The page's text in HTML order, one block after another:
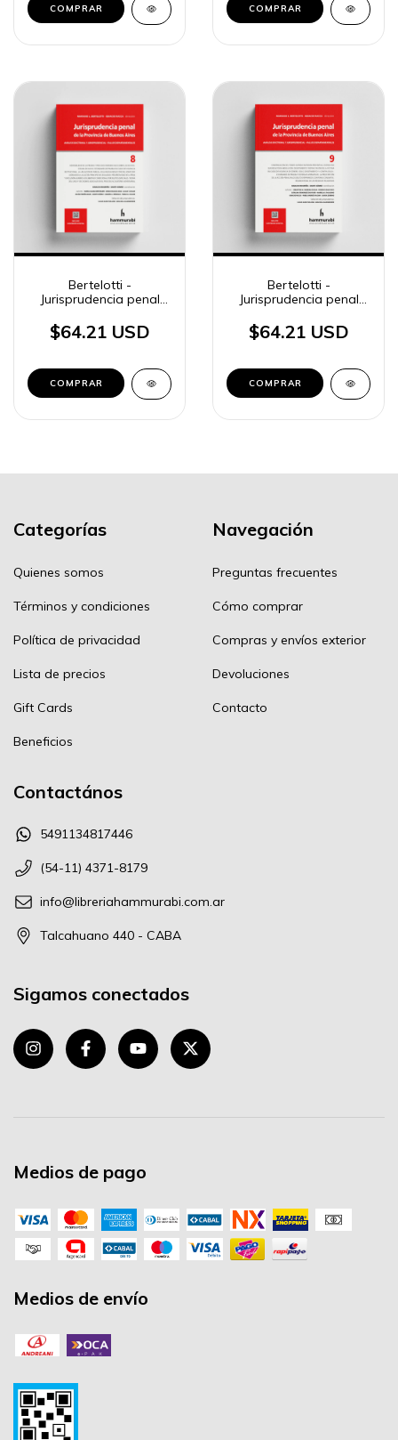
COMPRAR COMPRAR
Bertelotti -
Jurisprudencia penal
$64.21 USD
COMPRAR
Bertelotti -
Jurisprudencia penal
$64.21 USD
COMPRAR
Categorías
Quienes somos
Términos y condiciones
Política de privacidad
Lista de precios
Gift Cards
Beneficios
Navegación
Preguntas frecuentes
Cómo comprar
Compras y envíos exterior
Devoluciones
Contacto
Contactános
5491134817446
(54-11) 4371-8179
info@libreriahammurabi.com.ar
Talcahuano 440 - CABA
Sigamos conectados
Medios de pago
Medios de envío